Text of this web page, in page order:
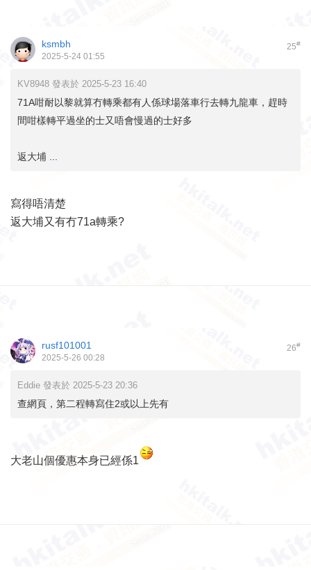
25#
ksmbh
2025-5-24 01:55
KV8948 發表於 2025-5-23 16:40
71A咁耐以黎就算冇轉乘都有人係球場落車行去轉九龍車，趕時
間咁樣轉平過坐的士又唔會慢過的士好多
返大埔 ...
寫得唔清楚
返大埔又有冇71a轉乘?
26#
rusf101001
2025-5-26 00:28
Eddie 發表於 2025-5-23 20:36
查網頁，第二程轉寫住2或以上先有
大老山個優惠本身已經係1